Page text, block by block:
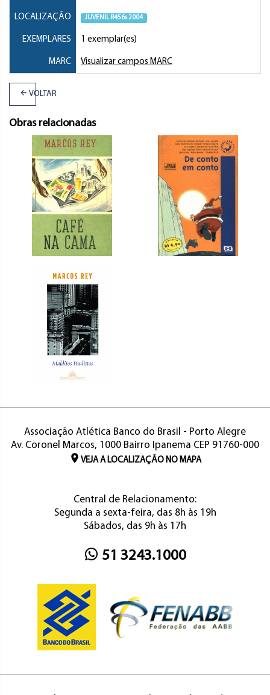
LOCALIZAÇÃO JUVENIL R456s 2004
EXEMPLARES 1 exemplar(es)
MARC Visualizar campos MARC
VOLTAR
Obras relacionadas
Associação Atlética Banco do Brasil - Porto Alegre
Av. Coronel Marcos, 1000 Bairro Ipanema CEP 91760-000
VEJA A LOCALIZAÇÃO NO MAPA
Central de Relacionamento:
Segunda a sexta-feira, das 8h às 19h
Sábados, das 9h às 17h
51 3243.1000